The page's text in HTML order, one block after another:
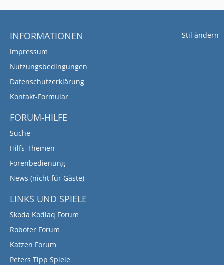
Stil ändern
INFORMATIONEN
Impressum
Nutzungsbedingungen
Datenschutzerklärung
Kontakt-Formular
FORUM-HILFE
Suche
Hilfs-Themen
Forenbedienung
News (nicht für Gäste)
LINKS UND SPIELE
Skoda Kodiaq Forum
Roboter Forum
Katzen Forum
Peters Tipp Spiele